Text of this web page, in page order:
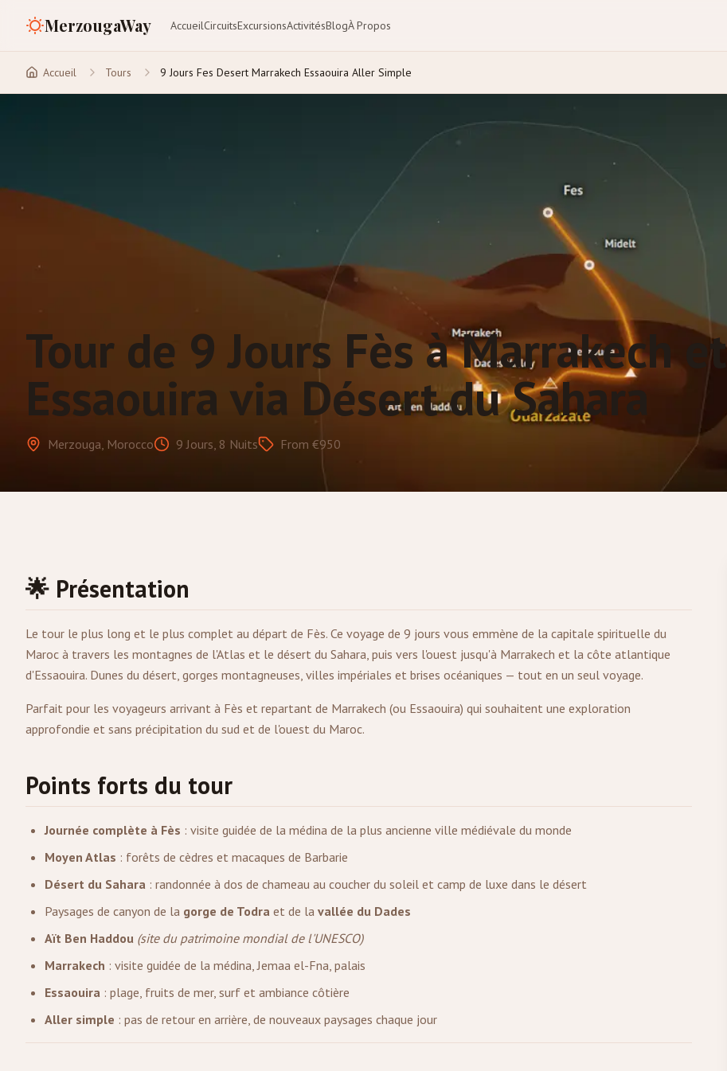
MerzougaWay AccueilCircuitsExcursionsActivitésBlogÀ Propos
Accueil Tours 9 Jours Fes Desert Marrakech Essaouira Aller Simple
Tour de 9 Jours Fès à Marrakech et
Essaouira via Désert du Sahara
Merzouga, Morocco 9 Jours, 8 Nuits From €950
🌟 Présentation
Le tour le plus long et le plus complet au départ de Fès. Ce voyage de 9 jours vous emmène de la capitale spirituelle du
Maroc à travers les montagnes de l'Atlas et le désert du Sahara, puis vers l'ouest jusqu'à Marrakech et la côte atlantique
d'Essaouira. Dunes du désert, gorges montagneuses, villes impériales et brises océaniques — tout en un seul voyage.
Parfait pour les voyageurs arrivant à Fès et repartant de Marrakech (ou Essaouira) qui souhaitent une exploration
approfondie et sans précipitation du sud et de l'ouest du Maroc.
Points forts du tour
Journée complète à Fès : visite guidée de la médina de la plus ancienne ville médiévale du monde
Moyen Atlas : forêts de cèdres et macaques de Barbarie
Désert du Sahara : randonnée à dos de chameau au coucher du soleil et camp de luxe dans le désert
Paysages de canyon de la gorge de Todra et de la vallée du Dades
Aït Ben Haddou (site du patrimoine mondial de l'UNESCO)
Marrakech : visite guidée de la médina, Jemaa el-Fna, palais
Essaouira : plage, fruits de mer, surf et ambiance côtière
Aller simple : pas de retour en arrière, de nouveaux paysages chaque jour